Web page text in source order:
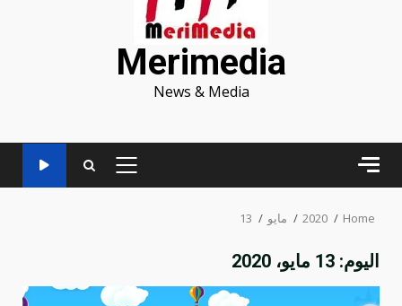
Merimedia
News & Media
PRIMARY
Home
2020 مايو 13
اليوم: 13 مايو، 2020